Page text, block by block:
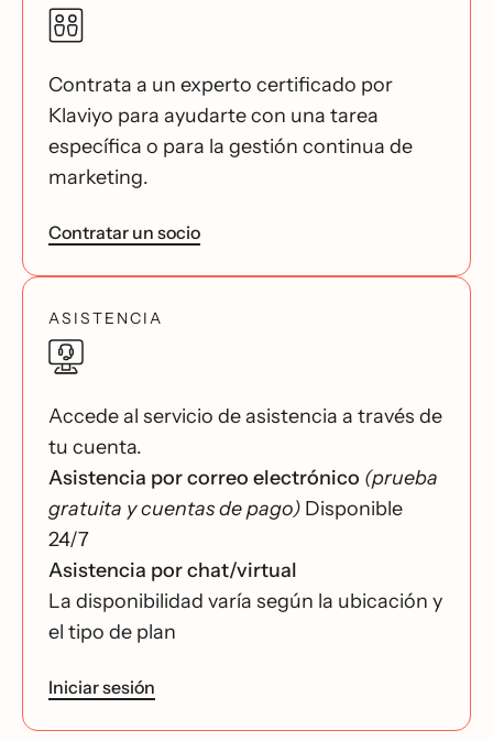
Contrata a un experto certificado por
Klaviyo para ayudarte con una tarea
específica o para la gestión continua de
marketing.
Contratar un socio
ASISTENCIA
Accede al servicio de asistencia a través de
tu cuenta.
Asistencia por correo electrónico (prueba
gratuita y cuentas de pago) Disponible
24/7
Asistencia por chat/virtual
La disponibilidad varía según la ubicación y
el tipo de plan
Iniciar sesión